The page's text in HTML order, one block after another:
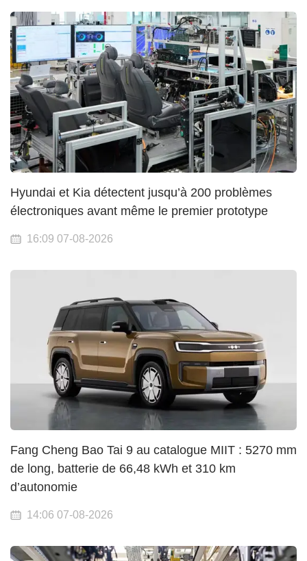
Hyundai et Kia détectent jusqu’à 200 problèmes
électroniques avant même le premier prototype
16:09 07-08-2026
Fang Cheng Bao Tai 9 au catalogue MIIT : 5270 mm
de long, batterie de 66,48 kWh et 310 km
d’autonomie
14:06 07-08-2026